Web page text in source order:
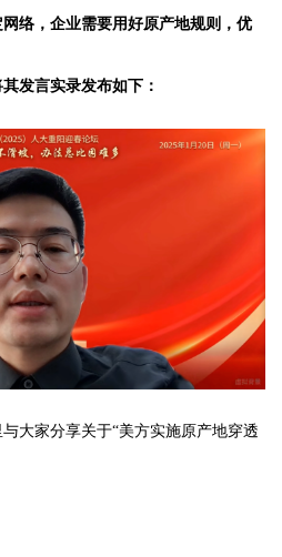
络，企业需要用好原产地规则，优
发言实录发布如下：
大家分享关于“美方实施原产地穿透